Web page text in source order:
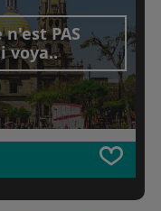
PAS
voya..